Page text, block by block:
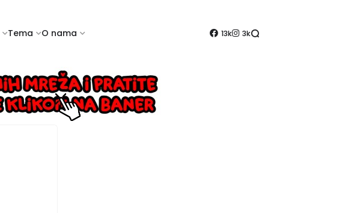
Tema O nama 13k 3k